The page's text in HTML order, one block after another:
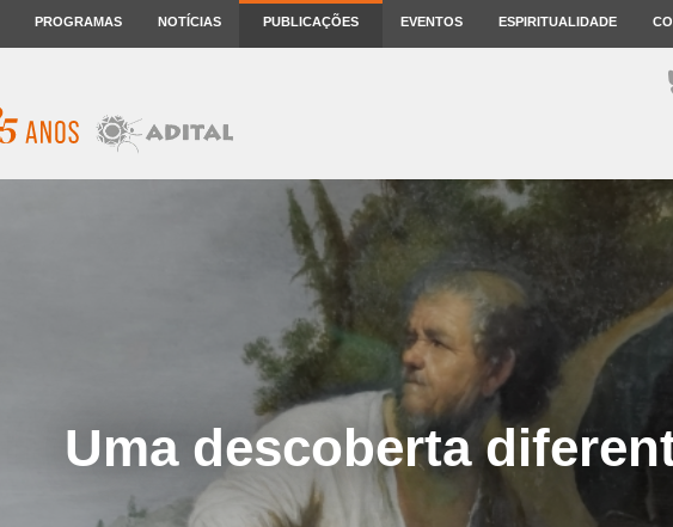
PROGRAMAS NOTÍCIAS PUBLICAÇÕES EVENTOS ESPIRITUALIDADE
Uma descoberta